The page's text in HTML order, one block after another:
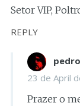
Setor VIP,
REPLY
23 de April
Prazer o